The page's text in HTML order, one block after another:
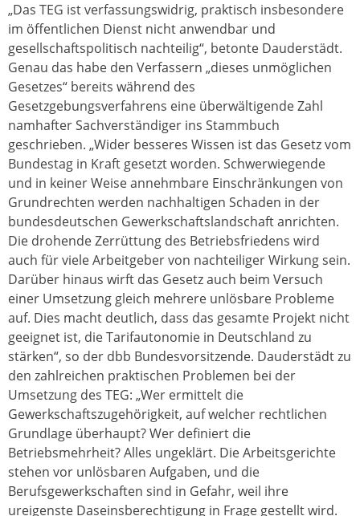
„Das TEG ist verfassungswidrig, praktisch insbesondere
im öffentlichen Dienst nicht anwendbar und
gesellschaftspolitisch nachteilig“, betonte Dauderstädt.
Genau das habe den Verfassern „dieses unmöglichen
Gesetzes“ bereits während des
Gesetzgebungsverfahrens eine überwältigende Zahl
namhafter Sachverständiger ins Stammbuch
geschrieben. „Wider besseres Wissen ist das Gesetz vom
Bundestag in Kraft gesetzt worden. Schwerwiegende
und in keiner Weise annehmbare Einschränkungen von
Grundrechten werden nachhaltigen Schaden in der
bundesdeutschen Gewerkschaftslandschaft anrichten.
Die drohende Zerrüttung des Betriebsfriedens wird
auch für viele Arbeitgeber von nachteiliger Wirkung sein.
Darüber hinaus wirft das Gesetz auch beim Versuch
einer Umsetzung gleich mehrere unlösbare Probleme
auf. Dies macht deutlich, dass das gesamte Projekt nicht
geeignet ist, die Tarifautonomie in Deutschland zu
stärken“, so der dbb Bundesvorsitzende. Dauderstädt zu
den zahlreichen praktischen Problemen bei der
Umsetzung des TEG: „Wer ermittelt die
Gewerkschaftszugehörigkeit, auf welcher rechtlichen
Grundlage überhaupt? Wer definiert die
Betriebsmehrheit? Alles ungeklärt. Die Arbeitsgerichte
stehen vor unlösbaren Aufgaben, und die
Berufsgewerkschaften sind in Gefahr, weil ihre
ureigenste Daseinsberechtigung in Frage gestellt wird.